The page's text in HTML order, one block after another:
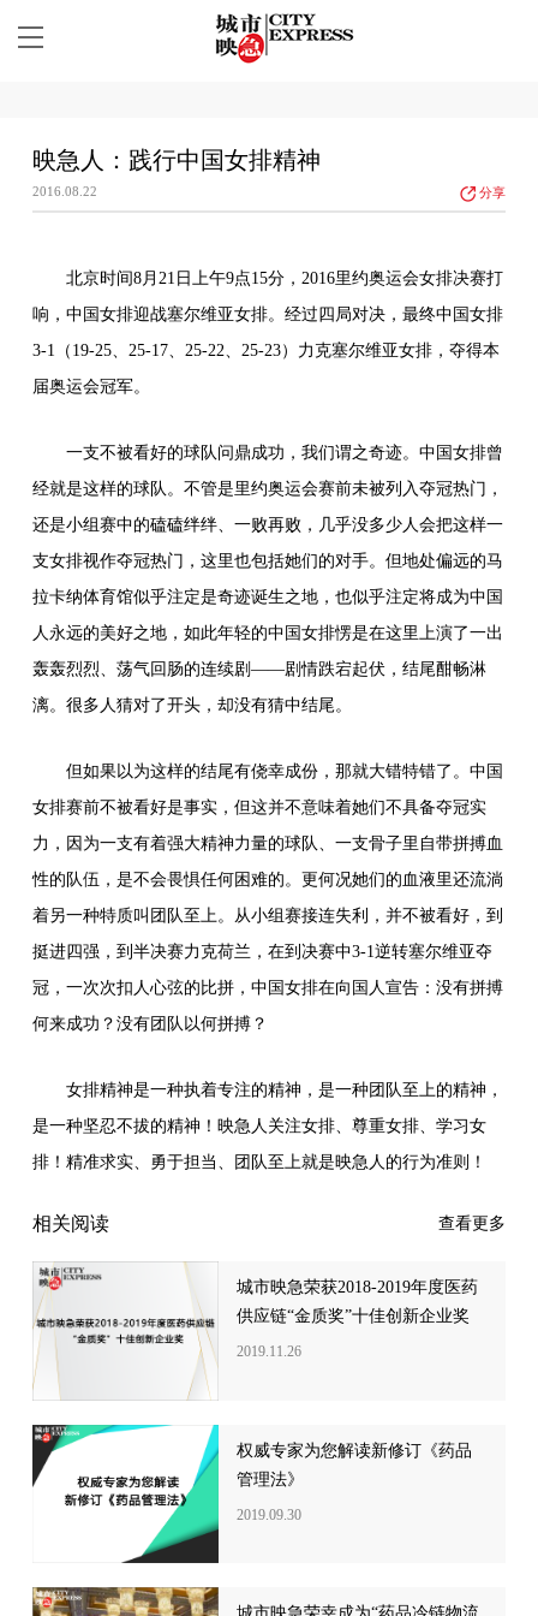
映急人：践行中国女排精神
2016.08.22 分享
北京时间8月21日上午9点15分，2016里约奥运会女排决赛打
响，中国女排迎战塞尔维亚女排。经过四局对决，最终中国女排
3-1（19-25、25-17、25-22、25-23）力克塞尔维亚女排，夺得本
届奥运会冠军。
一支不被看好的球队问鼎成功，我们谓之奇迹。中国女排曾
经就是这样的球队。不管是里约奥运会赛前未被列入夺冠热门，
还是小组赛中的磕磕绊绊、一败再败，几乎没多少人会把这样一
支女排视作夺冠热门，这里也包括她们的对手。但地处偏远的马
拉卡纳体育馆似乎注定是奇迹诞生之地，也似乎注定将成为中国
人永远的美好之地，如此年轻的中国女排愣是在这里上演了一出
轰轰烈烈、荡气回肠的连续剧——剧情跌宕起伏，结尾酣畅淋
漓。很多人猜对了开头，却没有猜中结尾。
但如果以为这样的结尾有侥幸成份，那就大错特错了。中国
女排赛前不被看好是事实，但这并不意味着她们不具备夺冠实
力，因为一支有着强大精神力量的球队、一支骨子里自带拼搏血
性的队伍，是不会畏惧任何困难的。更何况她们的血液里还流淌
着另一种特质叫团队至上。从小组赛接连失利，并不被看好，到
挺进四强，到半决赛力克荷兰，在到决赛中3-1逆转塞尔维亚夺
冠，一次次扣人心弦的比拼，中国女排在向国人宣告：没有拼搏
何来成功？没有团队以何拼搏？
女排精神是一种执着专注的精神，是一种团队至上的精神，
是一种坚忍不拔的精神！映急人关注女排、尊重女排、学习女
排！精准求实、勇于担当、团队至上就是映急人的行为准则！
相关阅读 查看更多
城市映急荣获2018-2019年度医药
供应链“金质奖”十佳创新企业奖
2019.11.26
权威专家为您解读新修订《药品
管理法》
2019.09.30